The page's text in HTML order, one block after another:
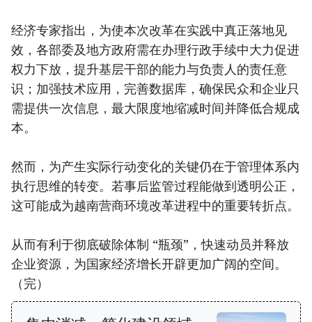
经济专家指出，为使本次改革在实践中真正落地见
效，各部委及地方政府需在办理行政手续中大力促进
权力下放，提升基层干部的能力与负责人的责任意
识；加强技术应用，完善数据库，确保民众和企业只
需提供一次信息，最大限度地缩减时间并降低合规成
本。
然而，为产生实际行动变化的关键仍在于管理体系内
执行思维的转变。若事后监管过程能做到透明公正，
这可能成为越南营商环境改革进程中的重要转折点。
从而有利于彻底破除体制 “瓶颈”，快速动员并释放
企业资源，为国家经济增长开辟更加广阔的空间。
（完）